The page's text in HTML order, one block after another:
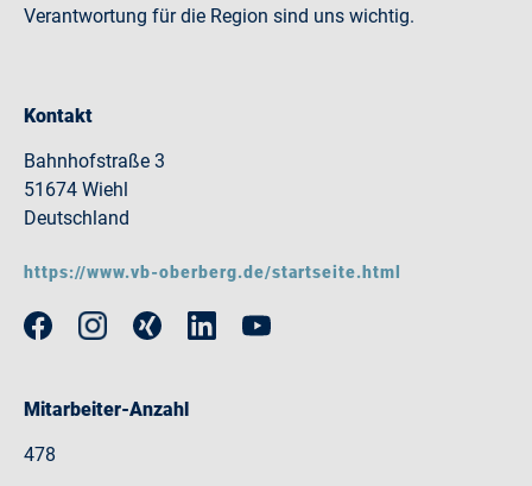
Verantwortung für die Region sind uns wichtig.
Kontakt
Bahnhofstraße 3
51674 Wiehl
Deutschland
https://www.vb-oberberg.de/startseite.html
Mitarbeiter-Anzahl
478